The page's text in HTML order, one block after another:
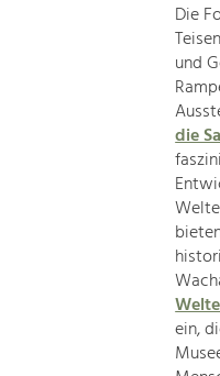
Die
und
die
ein,